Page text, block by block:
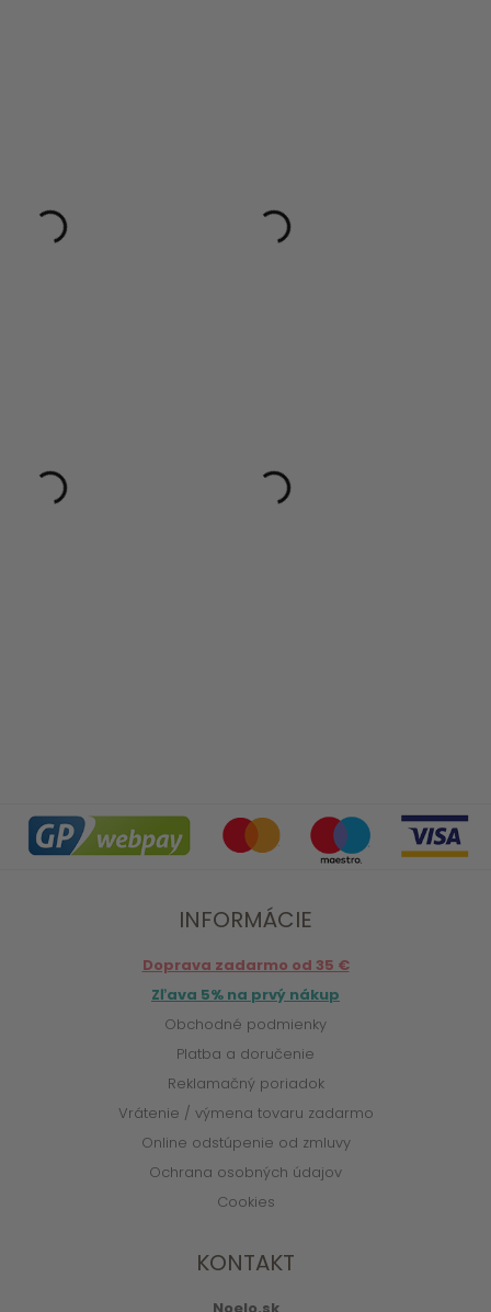
INFORMÁCIE
Doprava zadarmo od 35 €
Zľava 5% na prvý nákup
Obchodné podmienky
Platba a doručenie
Reklamačný poriadok
Vrátenie / výmena tovaru zadarmo
Online odstúpenie od zmluvy
Ochrana osobných údajov
Cookies
KONTAKT